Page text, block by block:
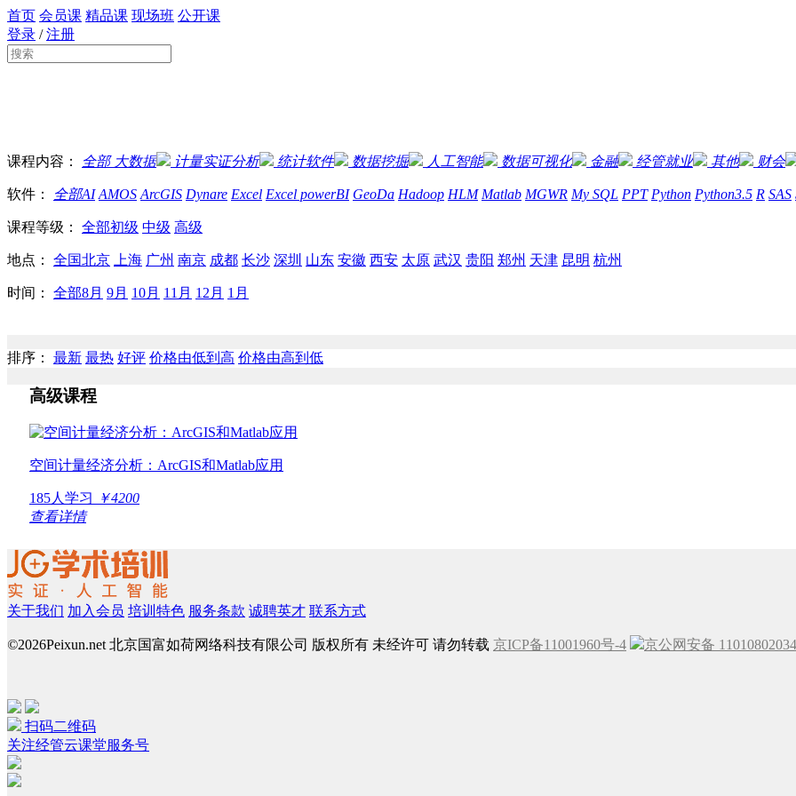
首页 会员课 精品课 现场班 公开课
登录 /注册
课程内容： 全部大数据 计量实证分析 统计软件 数据挖掘 人工智能 数据可视化 金融 经管就业 其他 财会
软件： 全部AI AMOS ArcGIS Dynare Excel Excel powerBI GeoDa Hadoop HLM Matlab MGWR My SQL PPT Python Python3.5 R SAS
课程等级： 全部初级 中级 高级
地点： 全国北京 上海 广州 南京 成都 长沙 深圳 山东 安徽 西安 太原 武汉 贵阳 郑州 天津 昆明 杭州
时间： 全部8月 9月 10月 11月 12月 1月
排序： 最新 最热 好评 价格由低到高 价格由高到低
高级课程
空间计量经济分析：ArcGIS和Matlab应用
185人学习
￥4200
查看详情
关于我们 加入会员 培训特色 服务条款 诚聘英才 联系方式
©2026Peixun.net 北京国富如荷网络科技有限公司 版权所有 未经许可 请勿转载 京ICP备11001960号-4 京公网安备
扫码二维码
关注经管云课堂服务号